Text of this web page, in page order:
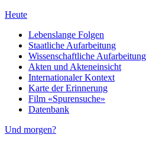
Heute
Lebenslange Folgen
Staatliche Aufarbeitung
Wissenschaftliche Aufarbeitung
Akten und Akteneinsicht
Internationaler Kontext
Karte der Erinnerung
Film «Spurensuche»
Datenbank
Und morgen?